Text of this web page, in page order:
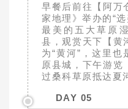
早餐后前往【阿万
家地理》举办的“
最美的五大草原
县，观赏天下【黄
为“黄河”，这里也
原县城，下午游览
过桑科草原抵达夏
DAY 05